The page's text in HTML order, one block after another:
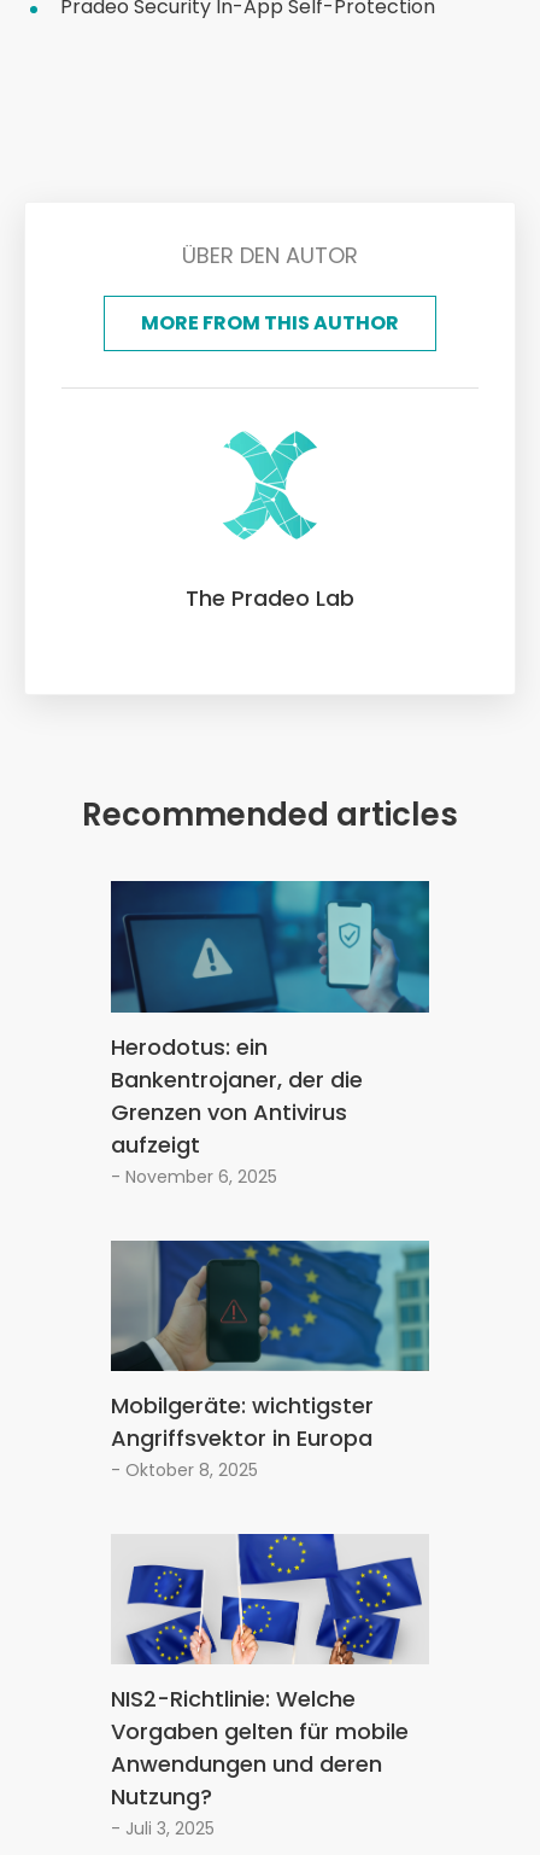
Pradeo Security In-App Self-Protection
ÜBER DEN AUTOR
MORE FROM THIS AUTHOR
The Pradeo Lab
Recommended articles
Herodotus: ein
Bankentrojaner, der die
Grenzen von Antivirus
aufzeigt
- November 6, 2025
Mobilgeräte: wichtigster
Angriffsvektor in Europa
- Oktober 8, 2025
NIS2-Richtlinie: Welche
Vorgaben gelten für mobile
Anwendungen und deren
Nutzung?
- Juli 3, 2025